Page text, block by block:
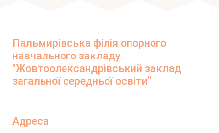
Пальмирівська філія опорного
навчального закладу
"Жовтоолександрівський заклад
загальної середньої освіти"
Адреса